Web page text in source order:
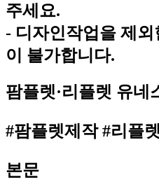
주세요.
- 디자인작업을 제
이 불가합니다.
팜플렛·리플렛 유네
#팜플렛제작 #리플
본문